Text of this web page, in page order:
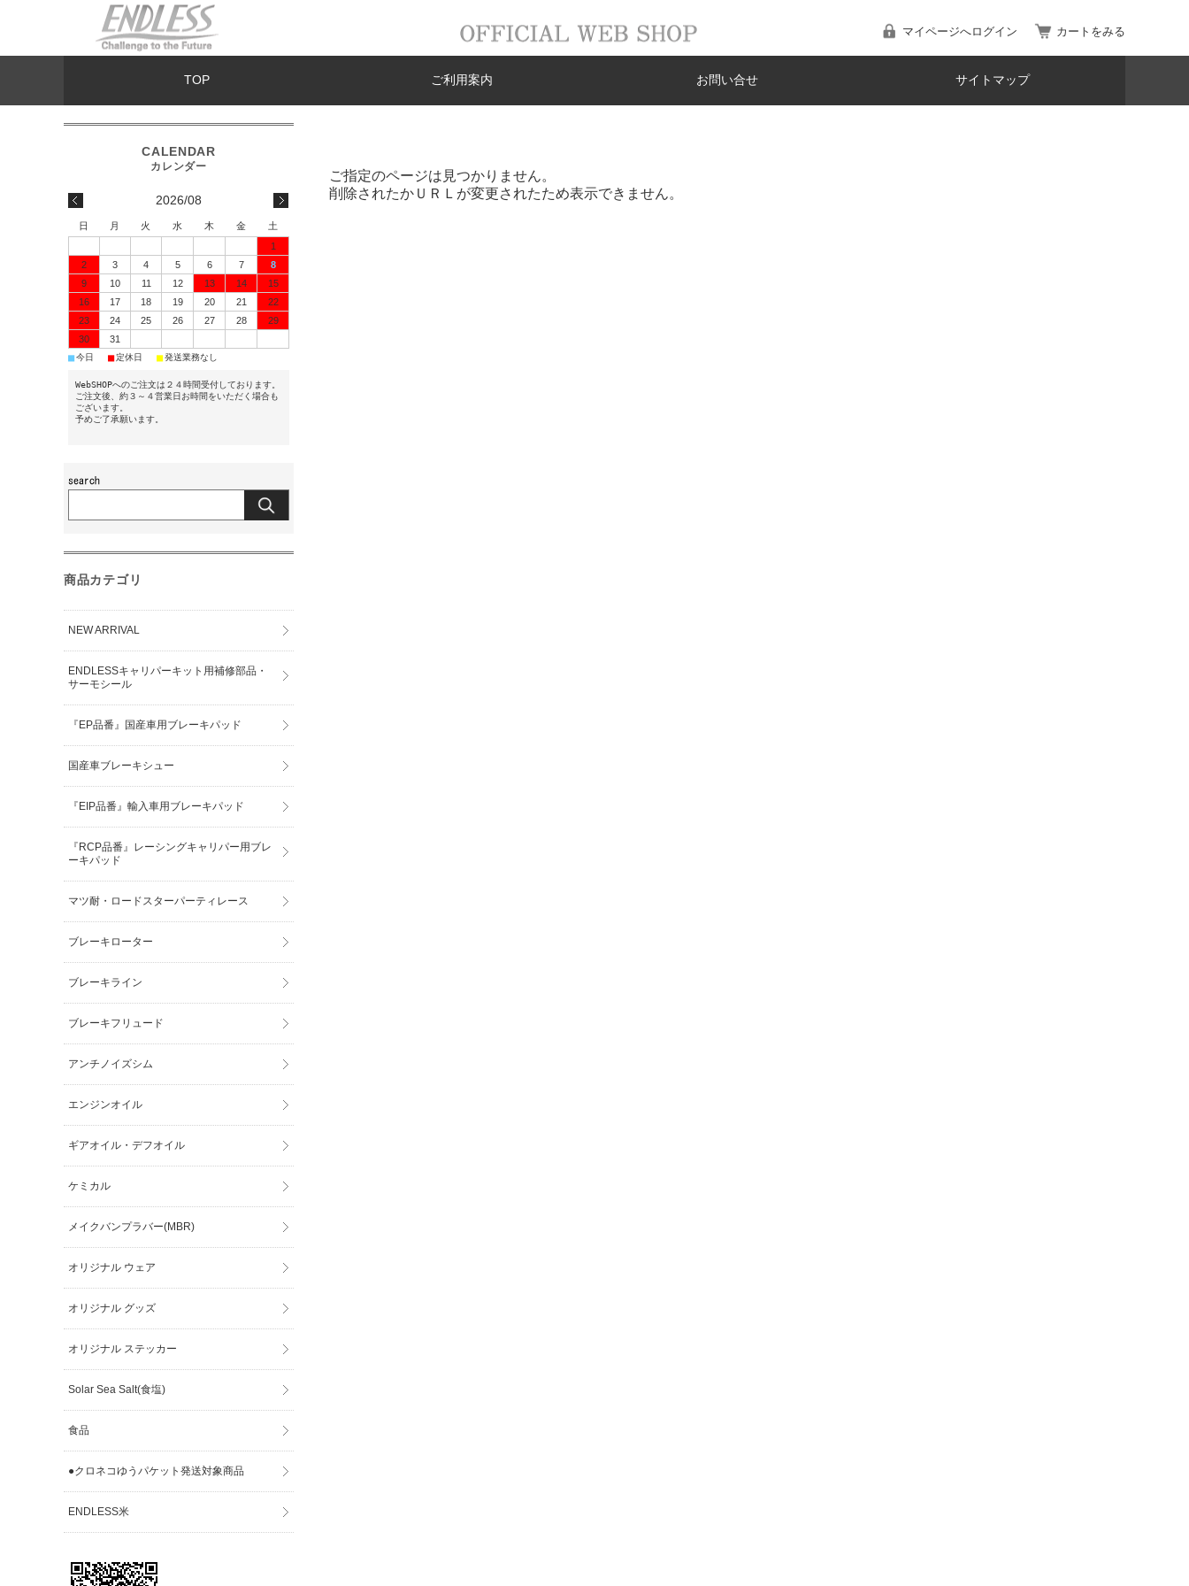
マイページへログイン カートをみる
TOP ご利用案内 お問い合せ サイトマップ
ご指定のページは見つかりません。
削除されたかＵＲＬが変更されたため表示できません。
2026/08
日 月 火 水 木 金
土
1
2
3 4 5 6 7
8
9
10 11 12 13 14
15
16
17 18 19 20 21
22
23
24 25 26 27 28
29
30
31
■今日 ■定休日 ■発送業務なし
WebSHOPへのご注文は２４時間受付しております。
ご注文後、約３～４営業日お時間をいただく場合も
ございます。
予めご了承願います。
商品カテゴリ
NEW ARRIVAL
ENDLESSキャリパーキット用補修部品・
サーモシール
『EP品番』国産車用ブレーキパッド
国産車ブレーキシュー
『EIP品番』輸入車用ブレーキパッド
『RCP品番』レーシングキャリパー用ブレ
ーキパッド
マツ耐・ロードスターパーティレース
ブレーキローター
ブレーキライン
ブレーキフリュード
アンチノイズシム
エンジンオイル
ギアオイル・デフオイル
ケミカル
メイクバンプラバー(MBR)
オリジナル ウェア
オリジナル グッズ
オリジナル ステッカー
Solar Sea Salt(食塩)
食品
●クロネコゆうパケット発送対象商品
ENDLESS米